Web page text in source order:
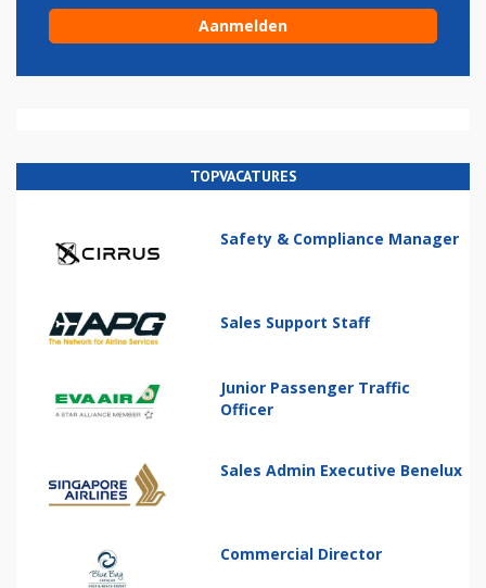
TOPVACATURES
Safety & Compliance Manager
Sales Support Staff
Junior Passenger Traffic
Officer
Sales Admin Executive Benelux
Commercial Director